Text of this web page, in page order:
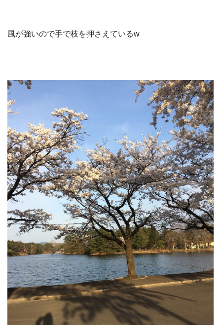
風が強いので手で枝を押さえているw